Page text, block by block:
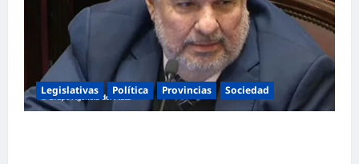
Legislativas Política Provincias Sociedad